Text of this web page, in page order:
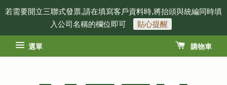
若需要開立三聯式發票,請在填寫客戶資料時,將抬頭與統編同時填
入公司名稱的欄位即可
貼心提醒
選單 購物車